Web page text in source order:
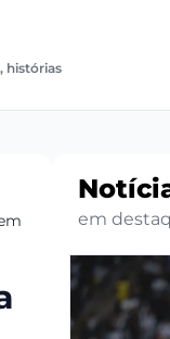
histórias
2026 em